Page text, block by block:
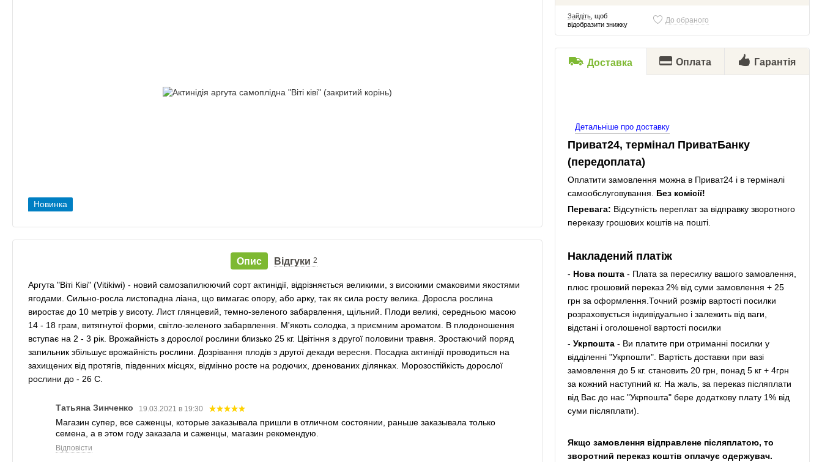
Новинка
Опис Відгуки2
Аргута "Віті Ківі" (Vitikiwi) - новий самозапилюючий сорт актинідії, відрізняється великими, з високими смаковими якостями
ягодами. Сильно-росла листопадна ліана, що вимагає опору, або арку, так як сила росту велика. Доросла рослина
виростає до 10 метрів у висоту. Лист глянцевий, темно-зеленого забарвлення, щільний. Плоди великі, середньою масою
14 - 18 грам, витягнутої форми, світло-зеленого забарвлення. М'якоть солодка, з приємним ароматом. В плодоношення
вступає на 2 - 3 рік. Врожайність з дорослої рослини близько 25 кг. Цвітіння з другої половини травня. Зростаючий поряд
запильник збільшує врожайність рослини. Дозрівання плодів з другої декади вересня. Посадка актинідії проводиться на
захищених від протягів, південних місцях, відмінно росте на родючих, дренованих ділянках. Морозостійкість дорослої
рослини до - 26 С.
Татьяна Зинченко 19.03.2021 в 19:30
Магазин супер, все саженцы, которые заказывала пришли в отличном состоянии, раньше заказывала только
семена, а в этом году заказала и саженцы, магазин рекомендую.
Відповісти
Зайдіть, щоб
відобразити знижку
До обраного
Доставка Оплата Гарантія
Детальніше про доставку
Приват24, термінал ПриватБанку
(передоплата)
Оплатити замовлення можна в Приват24 і в терміналі
самообслуговування. Без комісії!
Перевага: Відсутність переплат за відправку зворотного
переказу грошових коштів на пошті.
Накладений платіж
- Нова пошта- Плата за пересилку вашого замовлення,
плюс грошовий переказ 2% від суми замовлення + 25
грн за оформлення.Точний розмір вартості посилки
розраховується індивідуально і залежить від ваги,
відстані і оголошеної вартості посилки
- Укрпошта- Ви платите при отриманні посилки у
відділенні "Укрпошти". Вартість доставки при вазі
замовлення до 5 кг. становить 20 грн, понад 5 кг + 4грн
за кожний наступний кг. На жаль, за переказ післяплати
від Вас до нас "Укрпошта" бере додаткову плату 1% від
суми післяплати).
Якщо замовлення відправлене післяплатою, то
зворотний переказ коштів оплачує одержувач.